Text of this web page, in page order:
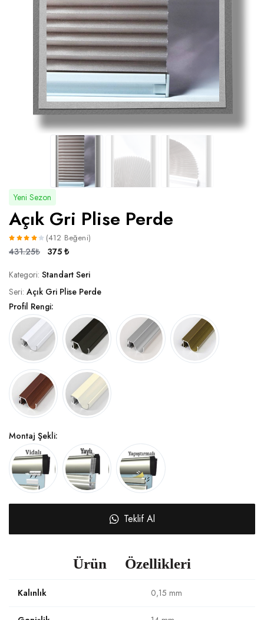
Yeni Sezon
Açık Gri Plise Perde
(412 Beğeni)
431.25₺
375 ₺
Kategori: Standart Seri
Seri: Açık Gri Plise Perde
Profil Rengi:
Montaj Şekli:
Teklif Al
Ürün Özellikleri
Kalınlık 0,15 mm